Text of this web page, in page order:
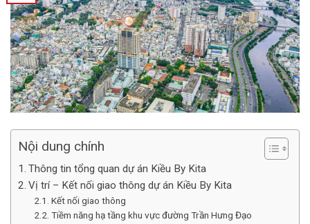
Nội dung chính
Thông tin tổng quan dự án Kiều By Kita
Vị trí – Kết nối giao thông dự án Kiều By Kita
Kết nối giao thông
Tiềm năng hạ tầng khu vực đường Trần Hưng Đạo